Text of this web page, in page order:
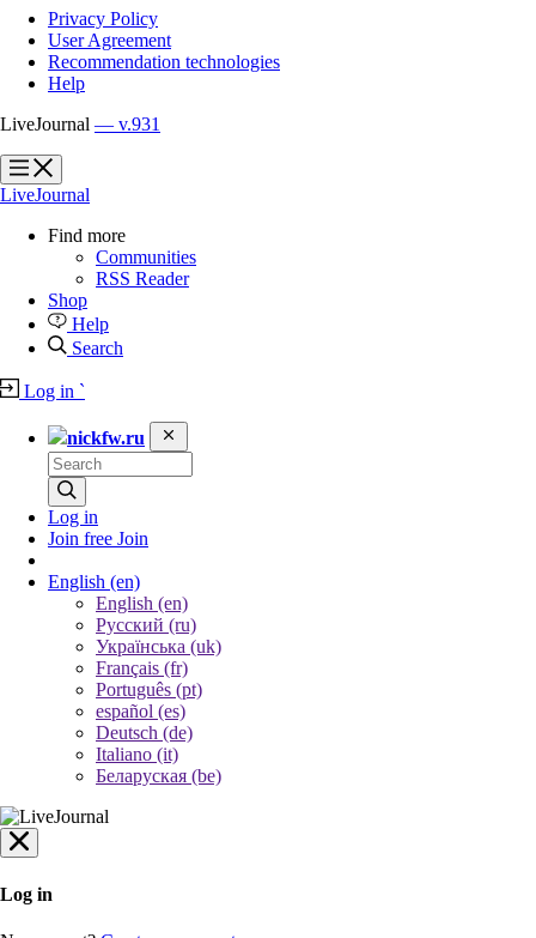
Privacy Policy
User Agreement
Recommendation technologies
Help
LiveJournal — v.931
?
?
LiveJournal
Find more
Communities
RSS Reader
Shop
Help
Search
Log in `
nickfw.ru
Log in
Join free Join
English (en)
English (en)
Русский (ru)
Українська (uk)
Français (fr)
Português (pt)
español (es)
Deutsch (de)
Italiano (it)
Беларуская (be)
Log in